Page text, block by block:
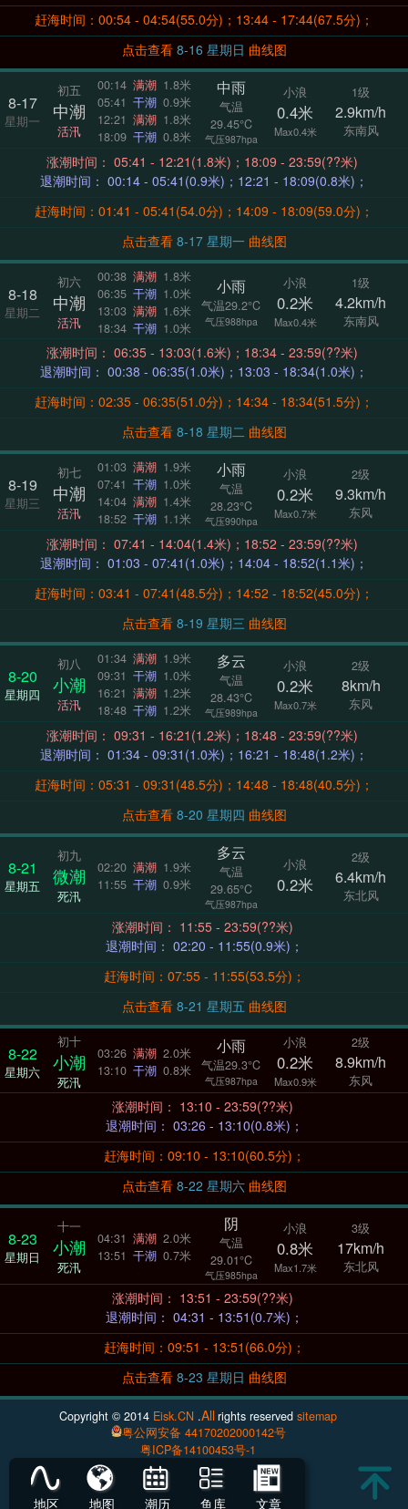
赶海时间：00:54 - 04:54(55.0分)；13:44 - 17:44(67.5分)；
点击查看
8-16 星期日 曲线图
8-17
星期一
初五
中潮
活汛
00:14 满潮 1.8米
05:41 干潮 0.9米
12:21 满潮 1.8米
18:09 干潮 0.8米
中雨
气温
29.45°C
气压987hpa
小浪
0.4米
Max0.4米
1级
2.9km/h
东南风
涨潮时间： 05:41 - 12:21(1.8米)；18:09 - 23:59(??米)
退潮时间： 00:14 - 05:41(0.9米)；12:21 - 18:09(0.8米)；
赶海时间：01:41 - 05:41(54.0分)；14:09 - 18:09(59.0分)；
点击查看
8-17 星期一 曲线图
8-18
星期二
初六
中潮
活汛
00:38 满潮 1.8米
06:35 干潮 1.0米
13:03 满潮 1.6米
18:34 干潮 1.0米
小雨
气温29.2°C
气压988hpa
小浪
0.2米
Max0.4米
1级
4.2km/h
东南风
涨潮时间： 06:35 - 13:03(1.6米)；18:34 - 23:59(??米)
退潮时间： 00:38 - 06:35(1.0米)；13:03 - 18:34(1.0米)；
赶海时间：02:35 - 06:35(51.0分)；14:34 - 18:34(51.5分)；
点击查看
8-18 星期二 曲线图
8-19
星期三
初七
中潮
活汛
01:03 满潮 1.9米
07:41 干潮 1.0米
14:04 满潮 1.4米
18:52 干潮 1.1米
小雨
气温
28.23°C
气压990hpa
小浪
0.2米
Max0.7米
2级
9.3km/h
东风
涨潮时间： 07:41 - 14:04(1.4米)；18:52 - 23:59(??米)
退潮时间： 01:03 - 07:41(1.0米)；14:04 - 18:52(1.1米)；
赶海时间：03:41 - 07:41(48.5分)；14:52 - 18:52(45.0分)；
点击查看
8-19 星期三 曲线图
8-20
星期四
初八
小潮
活汛
01:34 满潮 1.9米
09:31 干潮 1.0米
16:21 满潮 1.2米
18:48 干潮 1.2米
多云
气温
28.43°C
气压989hpa
小浪
0.2米
Max0.7米
2级
8km/h
东风
涨潮时间： 09:31 - 16:21(1.2米)；18:48 - 23:59(??米)
退潮时间： 01:34 - 09:31(1.0米)；16:21 - 18:48(1.2米)；
赶海时间：05:31 - 09:31(48.5分)；14:48 - 18:48(40.5分)；
点击查看
8-20 星期四 曲线图
8-21
星期五
初九
微潮
死汛
02:20 满潮 1.9米
11:55 干潮 0.9米
多云
气温
29.65°C
气压987hpa
小浪
0.2米
2级
6.4km/h
东北风
涨潮时间： 11:55 - 23:59(??米)
退潮时间： 02:20 - 11:55(0.9米)；
赶海时间：07:55 - 11:55(53.5分)；
点击查看
8-21 星期五 曲线图
8-22
星期六
初十
小潮
死汛
03:26 满潮 2.0米
13:10 干潮 0.8米
小雨
气温29.3°C
气压987hpa
小浪
0.2米
Max0.9米
2级
8.9km/h
东风
涨潮时间： 13:10 - 23:59(??米)
退潮时间： 03:26 - 13:10(0.8米)；
赶海时间：09:10 - 13:10(60.5分)；
点击查看
8-22 星期六 曲线图
8-23
星期日
十一
小潮
死汛
04:31 满潮 2.0米
13:51 干潮 0.7米
阴
气温
29.01°C
气压985hpa
小浪
0.8米
Max1.7米
3级
17km/h
东北风
涨潮时间： 13:51 - 23:59(??米)
退潮时间： 04:31 - 13:51(0.7米)；
赶海时间：09:51 - 13:51(66.0分)；
点击查看
8-23 星期日 曲线图
Copyright © 2014 Eisk.CN .Allrights reservedsitemap
粤公网安备 44170202000142号
粤ICP备14100453号-1
地区 地图 潮历 鱼库 文章